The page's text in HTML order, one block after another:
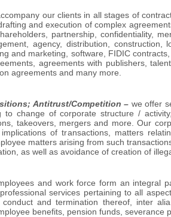
our clients in all stages of
and execution of complex
partnership, confidentiality,
agency, distribution, construction,
and marketing, software, FIDIC
agreements with publishers,
agreements and many more.
Antitrust/Competition – we offer
to change of corporate structure /
takeovers, mergers and more. Our
of transactions, matters
matters arising from such
as well as avoidance of creation of
and work force form an integral
services pertaining to all
conduct and termination thereof, inter
benefits, pension funds, severance